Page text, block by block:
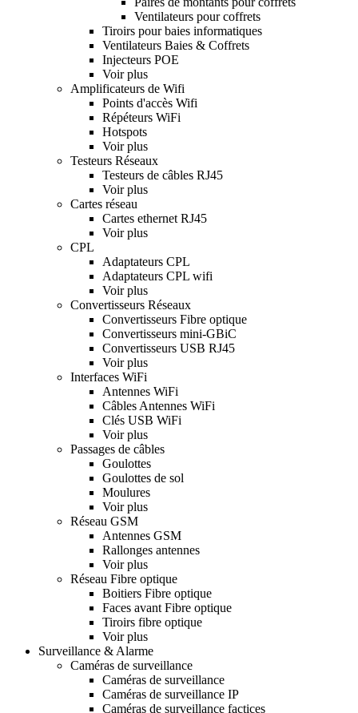
Ventilateurs pour coffrets
Tiroirs pour baies informatiques
Ventilateurs Baies & Coffrets
Injecteurs POE
Voir plus
Amplificateurs de Wifi
Points d'accès Wifi
Répéteurs WiFi
Hotspots
Voir plus
Testeurs Réseaux
Testeurs de câbles RJ45
Voir plus
Cartes réseau
Cartes ethernet RJ45
Voir plus
CPL
Adaptateurs CPL
Adaptateurs CPL wifi
Voir plus
Convertisseurs Réseaux
Convertisseurs Fibre optique
Convertisseurs mini-GBiC
Convertisseurs USB RJ45
Voir plus
Interfaces WiFi
Antennes WiFi
Câbles Antennes WiFi
Clés USB WiFi
Voir plus
Passages de câbles
Goulottes
Goulottes de sol
Moulures
Voir plus
Réseau GSM
Antennes GSM
Rallonges antennes
Voir plus
Réseau Fibre optique
Boitiers Fibre optique
Faces avant Fibre optique
Tiroirs fibre optique
Voir plus
Surveillance & Alarme
Caméras de surveillance
Caméras de surveillance
Caméras de surveillance IP
Caméras de surveillance factices